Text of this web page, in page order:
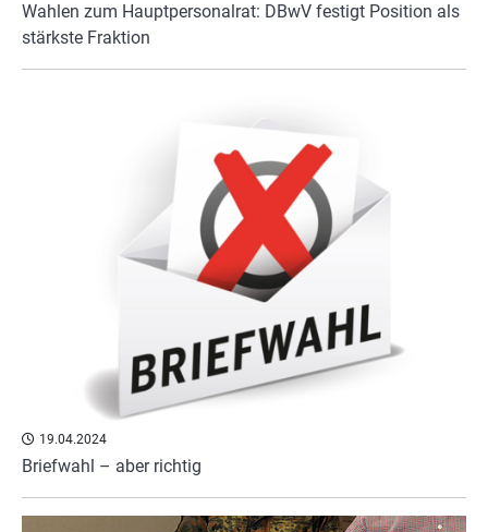
Wahlen zum Hauptpersonalrat: DBwV festigt Position als
stärkste Fraktion
19.04.2024
Briefwahl – aber richtig